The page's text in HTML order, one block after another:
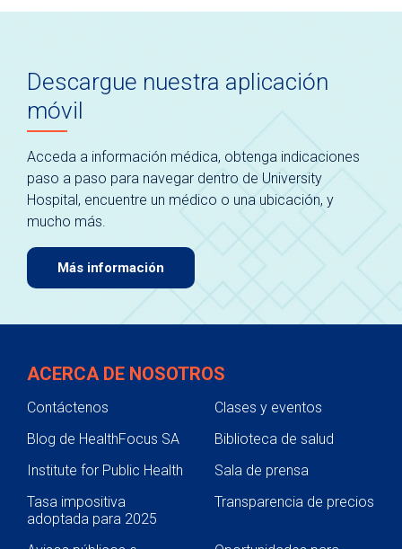
Descargue nuestra aplicación
móvil
Acceda a información médica, obtenga indicaciones
paso a paso para navegar dentro de University
Hospital, encuentre un médico o una ubicación, y
mucho más.
Más información
ACERCA DE NOSOTROS
Contáctenos
Clases y eventos
Blog de HealthFocus SA
Biblioteca de salud
Institute for Public Health
Sala de prensa
Tasa impositiva
adoptada para 2025
Transparencia de precios